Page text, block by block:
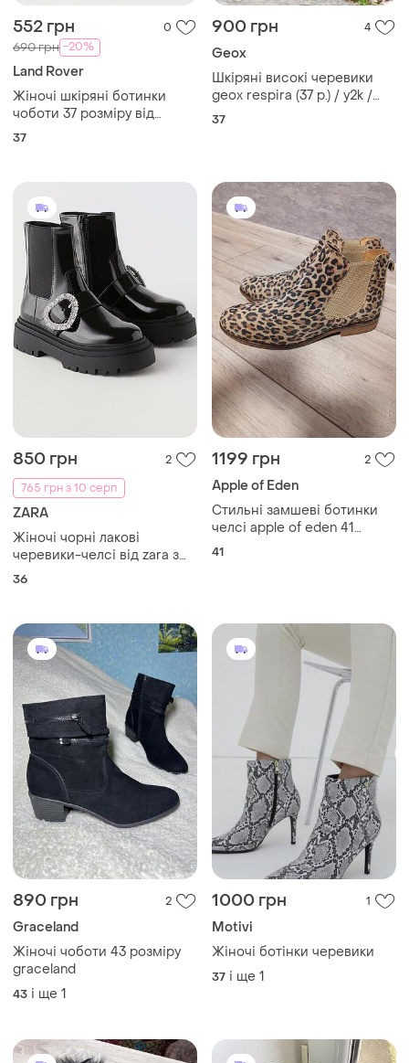
552 грн 0
690 грн -20%
Land Rover
Жіночі шкіряні ботинки
чоботи 37 розміру від
бренду landrover
37
900 грн 4
Geox
Шкіряні високі черевики
geox respira (37 р.) / y2k /
архівний стиль вінтажні
37
850 грн
2
765 грн з 10 серп
ZARA
Жіночі чорні лакові
черевики-челсі від zara з
масивною підошвою та
36
1199 грн 2
Apple of Eden
Стильні замшеві ботинки
челсі apple of eden 41
розмір леопардовий принт.
41
890 грн 2
Graceland
Жіночі чоботи 43 розміру
graceland
43 і ще 1
1000 грн 1
Motivi
Жіночі ботінки черевики
37 і ще 1